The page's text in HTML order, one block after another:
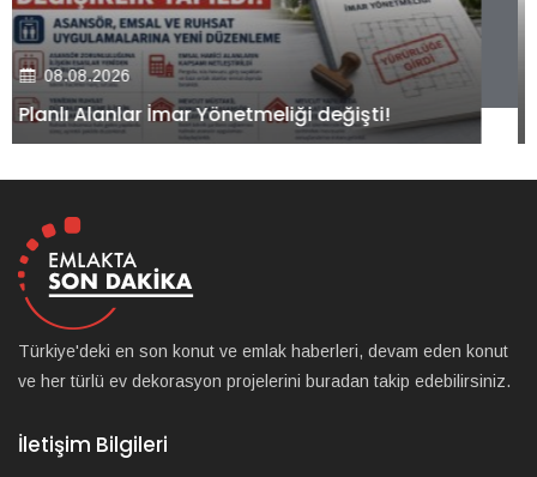
08.08.2026
Kiler GYO’dan Pendik Dolayoba projesiyle ilgili
önemli adım!
Türkiye'deki en son konut ve emlak haberleri, devam eden konut
ve her türlü ev dekorasyon projelerini buradan takip edebilirsiniz.
İletişim Bilgileri